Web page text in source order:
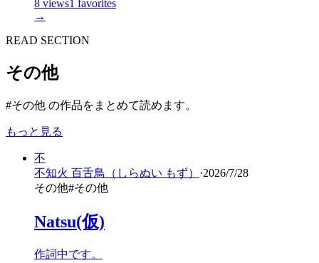
8 views1 favorites
→
READ SECTION
その他
#その他 の作品をまとめて読めます。
もっと見る
不
不知火 百舌鳥（しらぬい もず） ·2026/7/28
その他#その他
Natsu(仮)
作詞中です。